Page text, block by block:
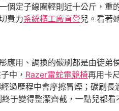
個定子線圈輕則近十公斤，重
費力系統櫃工廠直營兒。看著
用、調換的碳刷都是由徒弟
中， Razer雷蛇電競椅再用卡
過歷程中會摩擦冒煙；碳刷長
于變得整潔齊截，一點兒都看